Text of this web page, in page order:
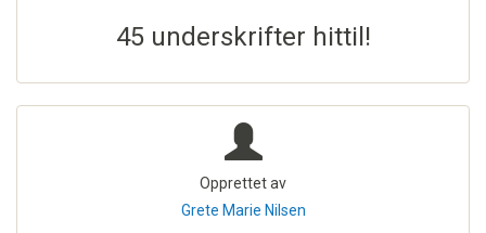
45 underskrifter hittil!
Opprettet av
Grete Marie Nilsen